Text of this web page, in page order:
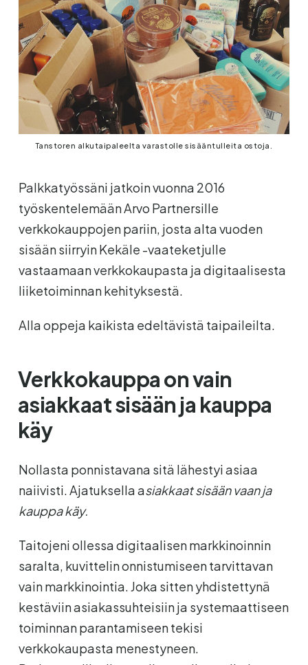
Tanstoren alkutaipaleelta varastolle sisääntulleita ostoja.
Palkkatyössäni jatkoin vuonna 2016
työskentelemään Arvo Partnersille
verkkokauppojen pariin, josta alta vuoden
sisään siirryin Kekäle -vaateketjulle
vastaamaan verkkokaupasta ja digitaalisesta
liiketoiminnan kehityksestä.
Alla oppeja kaikista edeltävistä taipaileilta.
Verkkokauppa on vain
asiakkaat sisään ja kauppa
käy
Nollasta ponnistavana sitä lähestyi asiaa
naiivisti. Ajatuksella asiakkaat sisään vaan ja
kauppa käy.
Taitojeni ollessa digitaalisen markkinoinnin
saralta, kuvittelin onnistumiseen tarvittavan
vain markkinointia. Joka sitten yhdistettynä
kestäviin asiakassuhteisiin ja systemaattiseen
toiminnan parantamiseen tekisi
verkkokaupasta menestyneen.